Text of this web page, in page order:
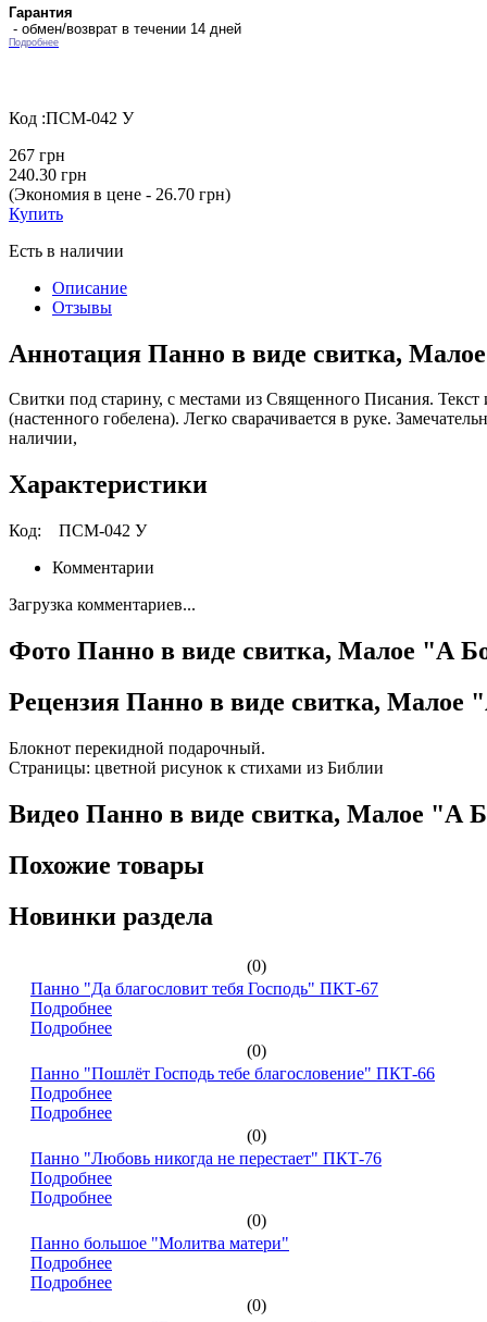
Гарантия
- обмен/возврат в течении 14 дней
Подробнее
Код :ПСМ-042 У
267 грн
240.30 грн
(Экономия в цене - 26.70 грн)
Купить
Есть в наличии
Описание
Отзывы
Аннотация Панно в виде свитка,
Свитки под старину, с местами из Священного Писания.
(настенного гобелена). Легко сварачивается в руке.
наличии,
Характеристики
Код: ПСМ-042 У
Комментарии
Загрузка комментариев...
Фото Панно в виде свитка, Малое "А
Рецензия Панно в виде свитка, Малое
Блокнот перекидной подарочный.
Страницы: цветной рисунок к стихами из Библии
Видео Панно в виде свитка, Малое "А
Похожие товары
Новинки раздела
(0)
Панно "Да благословит тебя Господь" ПКТ-67
Подробнее
Подробнее
(0)
Панно "Пошлёт Господь тебе благословение" ПКТ-66
Подробнее
Подробнее
(0)
Панно "Любовь никогда не перестает" ПКТ-76
Подробнее
Подробнее
(0)
Панно большое "Молитва матери"
Подробнее
Подробнее
(0)